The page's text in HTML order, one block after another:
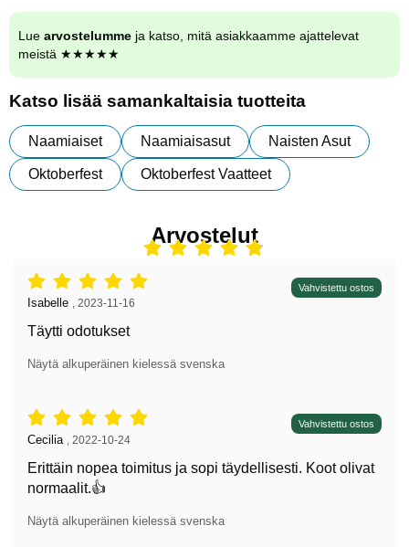
Lue arvostelumme ja katso, mitä asiakkaamme ajattelevat
meistä ★★★★★
Katso lisää samankaltaisia tuotteita
Naamiaiset Naamiaisasut Naisten Asut
Oktoberfest Oktoberfest Vaatteet
Arvostelut
Arvostelu: 5 tähdet / 5, Vahvistettu ostos
Arvostelun kirjoittaja:
Isabelle 2023-11-16
Täytti odotukset
Näytä alkuperäinen kielessä svenska
Arvostelu: 5 tähdet / 5, Vahvistettu ostos
Arvostelun kirjoittaja:
Cecilia 2022-10-24
Erittäin nopea toimitus ja sopi täydellisesti. Koot olivat
normaalit.👍
Näytä alkuperäinen kielessä svenska